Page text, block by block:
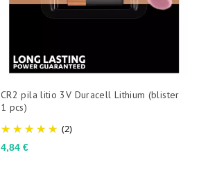
(2)
Precio
4,84 €
CR2 pila litio 3V Duracell Lithium (blister
1 pcs)